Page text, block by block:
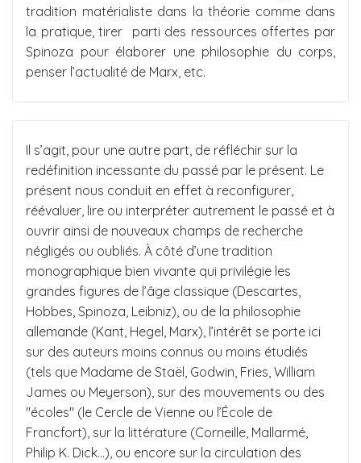
tradition matérialiste dans la théorie comme dans
la pratique, tirer parti des ressources offertes par
Spinoza pour élaborer une philosophie du corps,
penser l’actualité de Marx, etc.
Il s’agit, pour une autre part, de réfléchir sur la
redéfinition incessante du passé par le présent. Le
présent nous conduit en effet à reconfigurer,
réévaluer, lire ou interpréter autrement le passé et à
ouvrir ainsi de nouveaux champs de recherche
négligés ou oubliés. À côté d’une tradition
monographique bien vivante qui privilégie les
grandes figures de l’âge classique (Descartes,
Hobbes, Spinoza, Leibniz), ou de la philosophie
allemande (Kant, Hegel, Marx), l’intérêt se porte ici
sur des auteurs moins connus ou moins étudiés
(tels que Madame de Staël, Godwin, Fries, William
James ou Meyerson), sur des mouvements ou des
"écoles" (le Cercle de Vienne ou l’École de
Francfort), sur la littérature (Corneille, Mallarmé,
Philip K. Dick…), ou encore sur la circulation des